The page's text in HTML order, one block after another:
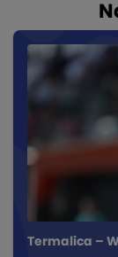
Termalica –